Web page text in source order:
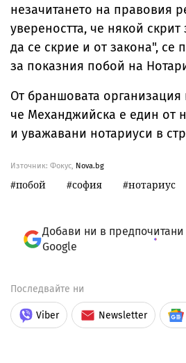
незачитането на правовия
увереността, че някой
да се скрие и от закона", се
за показния побой на
От браншовата организация
че Механджийска е един от
и уважавани нотариуси в
Източник: Фокус, Nova.bg
побой софия нотариус
Добави ни в
Google
Последвайте ни
Viber Newsletter